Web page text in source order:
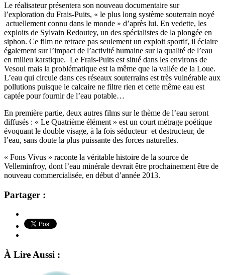
Le réalisateur présentera son nouveau documentaire sur
l’exploration du Frais-Puits, « le plus long système souterrain noyé
actuellement connu dans le monde » d’après lui. En vedette, les
exploits de Sylvain Redoutey, un des spécialistes de la plongée en
siphon. Ce film ne retrace pas seulement un exploit sportif, il éclaire
également sur l’impact de l’activité humaine sur la qualité de l’eau
en milieu karstique. Le Frais-Puits est situé dans les environs de
Vesoul mais la problématique est la même que la vallée de la Loue.
L’eau qui circule dans ces réseaux souterrains est très vulnérable aux
pollutions puisque le calcaire ne filtre rien et cette même eau est
captée pour fournir de l’eau potable…
En première partie, deux autres films sur le thème de l’eau seront
diffusés : « Le Quatrième élément » est un court métrage poétique
évoquant le double visage, à la fois séducteur et destructeur, de
l’eau, sans doute la plus puissante des forces naturelles.
« Fons Vivus » raconte la véritable histoire de la source de
Velleminfroy, dont l’eau minérale devrait être prochainement être de
nouveau commercialisée, en début d’année 2013.
Partager :
À Lire Aussi :